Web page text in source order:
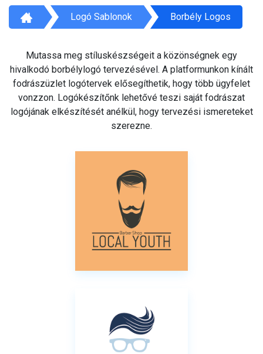
Logó Sablonok Borbély Logos
Mutassa meg stíluskészségeit a közönségnek egy
hivalkodó borbélylogó tervezésével. A platformunkon kínált
fodrászüzlet logótervek elősegíthetik, hogy több ügyfelet
vonzzon. Logókészítőnk lehetővé teszi saját fodrászat
logójának elkészítését anélkül, hogy tervezési ismereteket
szerezne.